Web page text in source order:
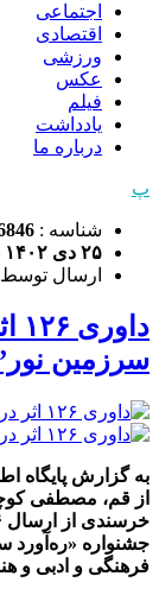
اجتماعی
اقتصادی
ورزشی
عکس
فیلم
یادداشت
درباره ما
پ
شناسه :
۲۵ دی ۱۴۰۲ - ۱۳:۵۰
ارسال
سرزمین
به گزارش پایگاه
از قم، مصطفی
جشنواره «ره‌آورد
فرهنگی و ادبی و